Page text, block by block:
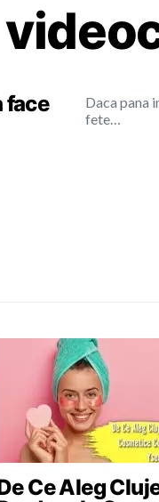
face
Daca pana
fete…
Ce Aleg